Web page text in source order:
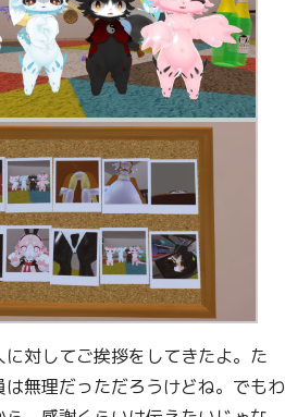
対してご挨拶をしてきたよ。た
無理だっただろうけどね。でもわ